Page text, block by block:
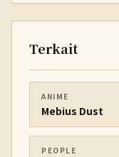
Terkait
ANIME
Mebius Dust
PEOPLE